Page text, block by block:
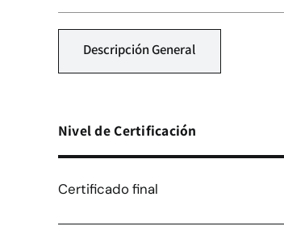
Descripción General
Nivel de Certificación
Certificado final